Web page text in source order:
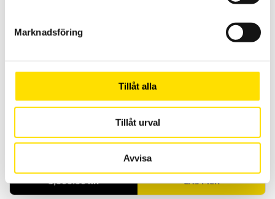
Marknadsföring
Tillåt alla
Tillåt urval
Avvisa
GSV1A analog förstärkare +/-10V
Analog förstärkare med utsignal +/-10V
3,000.00KR LÄS MER